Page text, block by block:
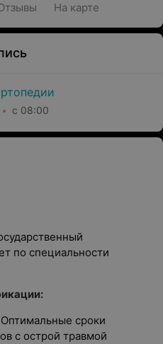
На карте
с 08:00
по специальности
сроки
с острой травмой